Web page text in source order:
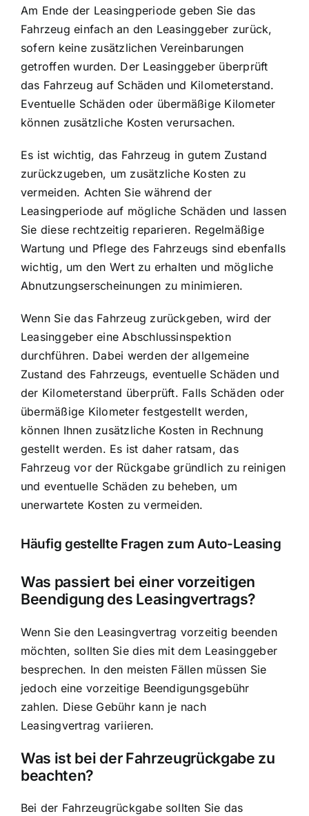
Am Ende der Leasingperiode geben Sie das
Fahrzeug einfach an den Leasinggeber zurück,
sofern keine zusätzlichen Vereinbarungen
getroffen wurden. Der Leasinggeber überprüft
das Fahrzeug auf Schäden und Kilometerstand.
Eventuelle Schäden oder übermäßige Kilometer
können zusätzliche Kosten verursachen.
Es ist wichtig, das Fahrzeug in gutem Zustand
zurückzugeben, um zusätzliche Kosten zu
vermeiden. Achten Sie während der
Leasingperiode auf mögliche Schäden und lassen
Sie diese rechtzeitig reparieren. Regelmäßige
Wartung und Pflege des Fahrzeugs sind ebenfalls
wichtig, um den Wert zu erhalten und mögliche
Abnutzungserscheinungen zu minimieren.
Wenn Sie das Fahrzeug zurückgeben, wird der
Leasinggeber eine Abschlussinspektion
durchführen. Dabei werden der allgemeine
Zustand des Fahrzeugs, eventuelle Schäden und
der Kilometerstand überprüft. Falls Schäden oder
übermäßige Kilometer festgestellt werden,
können Ihnen zusätzliche Kosten in Rechnung
gestellt werden. Es ist daher ratsam, das
Fahrzeug vor der Rückgabe gründlich zu reinigen
und eventuelle Schäden zu beheben, um
unerwartete Kosten zu vermeiden.
Häufig gestellte Fragen zum Auto-Leasing
Was passiert bei einer vorzeitigen
Beendigung des Leasingvertrags?
Wenn Sie den Leasingvertrag vorzeitig beenden
möchten, sollten Sie dies mit dem Leasinggeber
besprechen. In den meisten Fällen müssen Sie
jedoch eine vorzeitige Beendigungsgebühr
zahlen. Diese Gebühr kann je nach
Leasingvertrag variieren.
Was ist bei der Fahrzeugrückgabe zu
beachten?
Bei der Fahrzeugrückgabe sollten Sie das